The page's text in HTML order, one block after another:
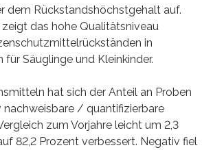
dem Rückstandshöchstgehalt auf.
zeigt das hohe Qualitätsniveau
in
Säuglinge und Kleinkinder.
hat sich der Anteil an Proben
/ quantifizierbare
zum Vorjahre leicht um 2,3
82,2 Prozent verbessert. Negativ fiel